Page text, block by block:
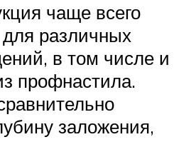
чаще всего
для различных
в том числе и
профнастила.
заложения,